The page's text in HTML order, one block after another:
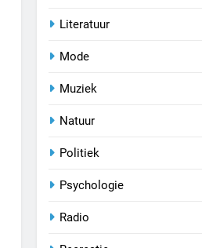
Literatuur
Mode
Muziek
Natuur
Politiek
Psychologie
Radio